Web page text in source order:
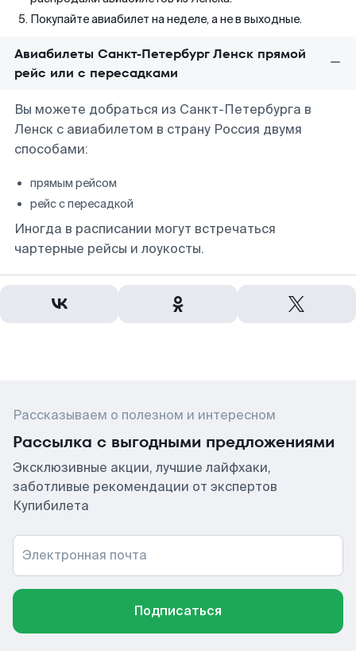
Покупайте авиабилет на неделе, а не в выходные.
Авиабилеты Санкт-Петербург Ленск прямой
рейс или с пересадками
Вы можете добраться из Санкт-Петербурга в
Ленск с авиабилетом в страну Россия двумя
способами:
прямым рейсом
рейс с пересадкой
Иногда в расписании могут встречаться
чартерные рейсы и лоукосты.
Рассказываем о полезном и интересном
Рассылка с выгодными предложениями
Эксклюзивные акции, лучшие лайфхаки,
заботливые рекомендации от экспертов
Купибилета
Электронная почта
Подписаться